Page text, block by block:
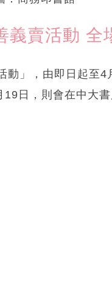
義賣活動 全
動」，由即日起至
日，則會在中大書